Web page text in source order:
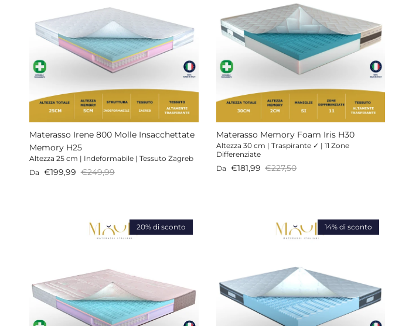
Materasso Irene 800 Molle Insacchettate
Memory H25
Altezza 25 cm | Indeformabile | Tessuto Zagreb
Prezzo di vendita
Da €199,99 Prezzo normale
€249,99
Materasso Memory Foam Iris H30
Altezza 30 cm | Traspirante ✓ | 11 Zone
Differenziate
Prezzo di vendita
Da €181,99 Prezzo normale
€227,50
20% di sconto 14% di sconto